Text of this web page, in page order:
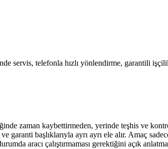
servis, telefonla hızlı yönlendirme, garantili
zaman kaybettirmeden, yerinde teşhis ve
garanti başlıklarıyla ayrı ayrı ele alır. Amaç
aracı çalıştırmaması gerektiğini açık